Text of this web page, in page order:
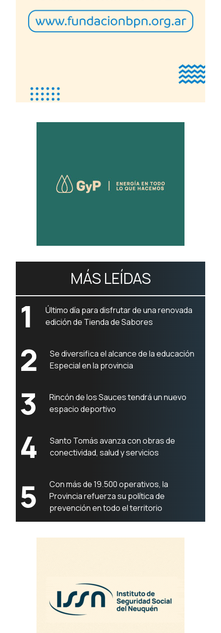
MÁS LEÍDAS
1
Último día para disfrutar de una renovada
edición de Tienda de Sabores
2
Se diversifica el alcance de la educación
Especial en la provincia
3
Rincón de los Sauces tendrá un nuevo
espacio deportivo
4
Santo Tomás avanza con obras de
conectividad, salud y servicios
5
Con más de 19.500 operativos, la
Provincia refuerza su política de
prevención en todo el territorio